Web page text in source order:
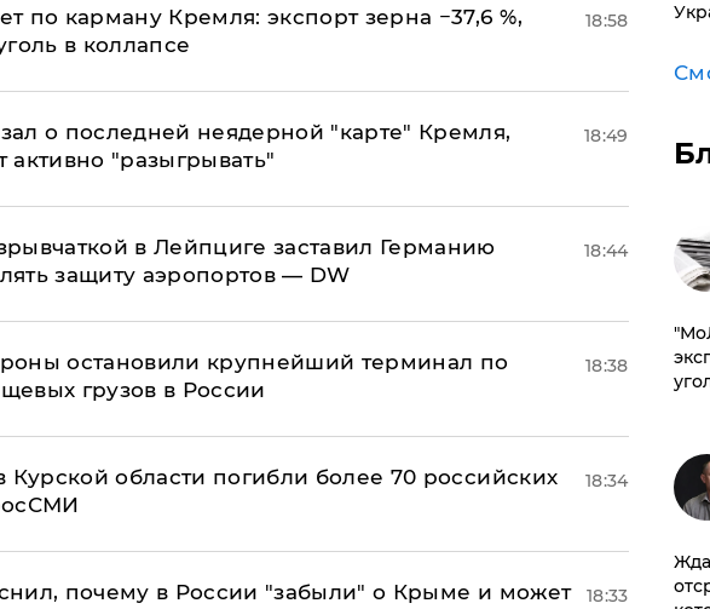
по карману Кремля: экспорт зерна −37,6 %,
в коллапсе
18:58
о последней неядерной "карте" Кремля,
активно "разыгрывать"
18:49
в Лейпциге заставил Германию
защиту аэропортов — DW
18:44
остановили крупнейший терминал по
грузов в России
18:38
Курской области погибли более 70 российских
18:34
почему в России "забыли" о Крыме и может
18:33